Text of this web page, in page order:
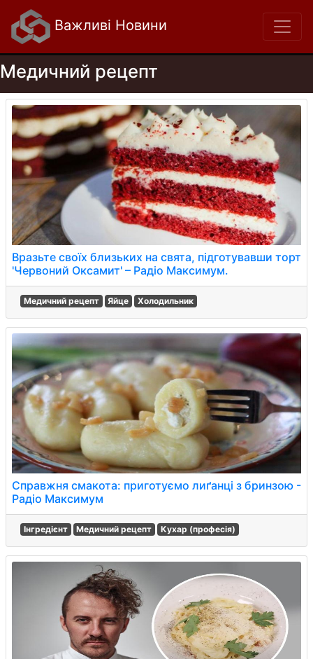
Важливі Новини
Медичний рецепт
Вразьте своїх близьких на свята, підготувавши торт
'Червоний Оксамит' – Радіо Максимум.
Медичний рецепт Яйце Холодильник
Справжня смакота: приготуємо лиґанці з бринзою -
Радіо Максимум
Інгредієнт Медичний рецепт Кухар (професія)